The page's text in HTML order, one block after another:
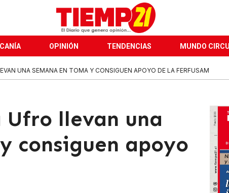
OPINIÓN TENDENCIAS MUNDO
UNA SEMANA EN TOMA Y CONSIGUEN APOYO DE LA FERFUSAM
llevan una
consiguen apoyo